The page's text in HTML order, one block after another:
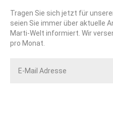
Tragen Sie sich jetzt für
seien Sie immer über aktuelle
Marti-Welt informiert. Wir
pro Monat.